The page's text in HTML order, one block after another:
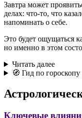
Завтра может
делах: что-то, что
напоминать о себе.
Это будет ощущаться
но именно в этом
Читать далее
🧭 Гид по гороскопу
Ключевые